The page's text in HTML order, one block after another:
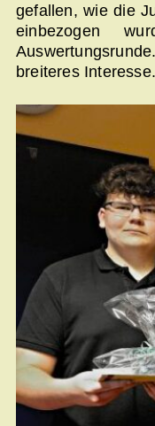
gefallen, wie die
einbezogen
breiteres Interesse.